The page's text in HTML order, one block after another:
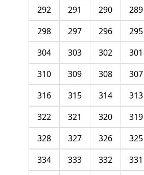
289
290
291
292
295
296
297
298
301
302
303
304
307
308
309
310
313
314
315
316
319
320
321
322
325
326
327
328
331
332
333
334